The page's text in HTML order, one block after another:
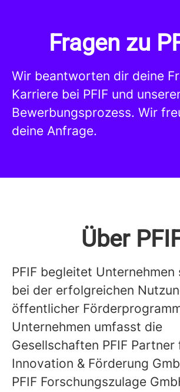
Fragen zu
Wir beantworten dir deine
Karriere bei PFIF und
Bewerbungsprozess. Wir
deine Anfrage.
Über
PFIF begleitet Unternehmen
bei der erfolgreichen
öffentlicher
Unternehmen umfasst die
Gesellschaften PFIF Partner
Innovation & Förderung
PFIF Forschungszulage